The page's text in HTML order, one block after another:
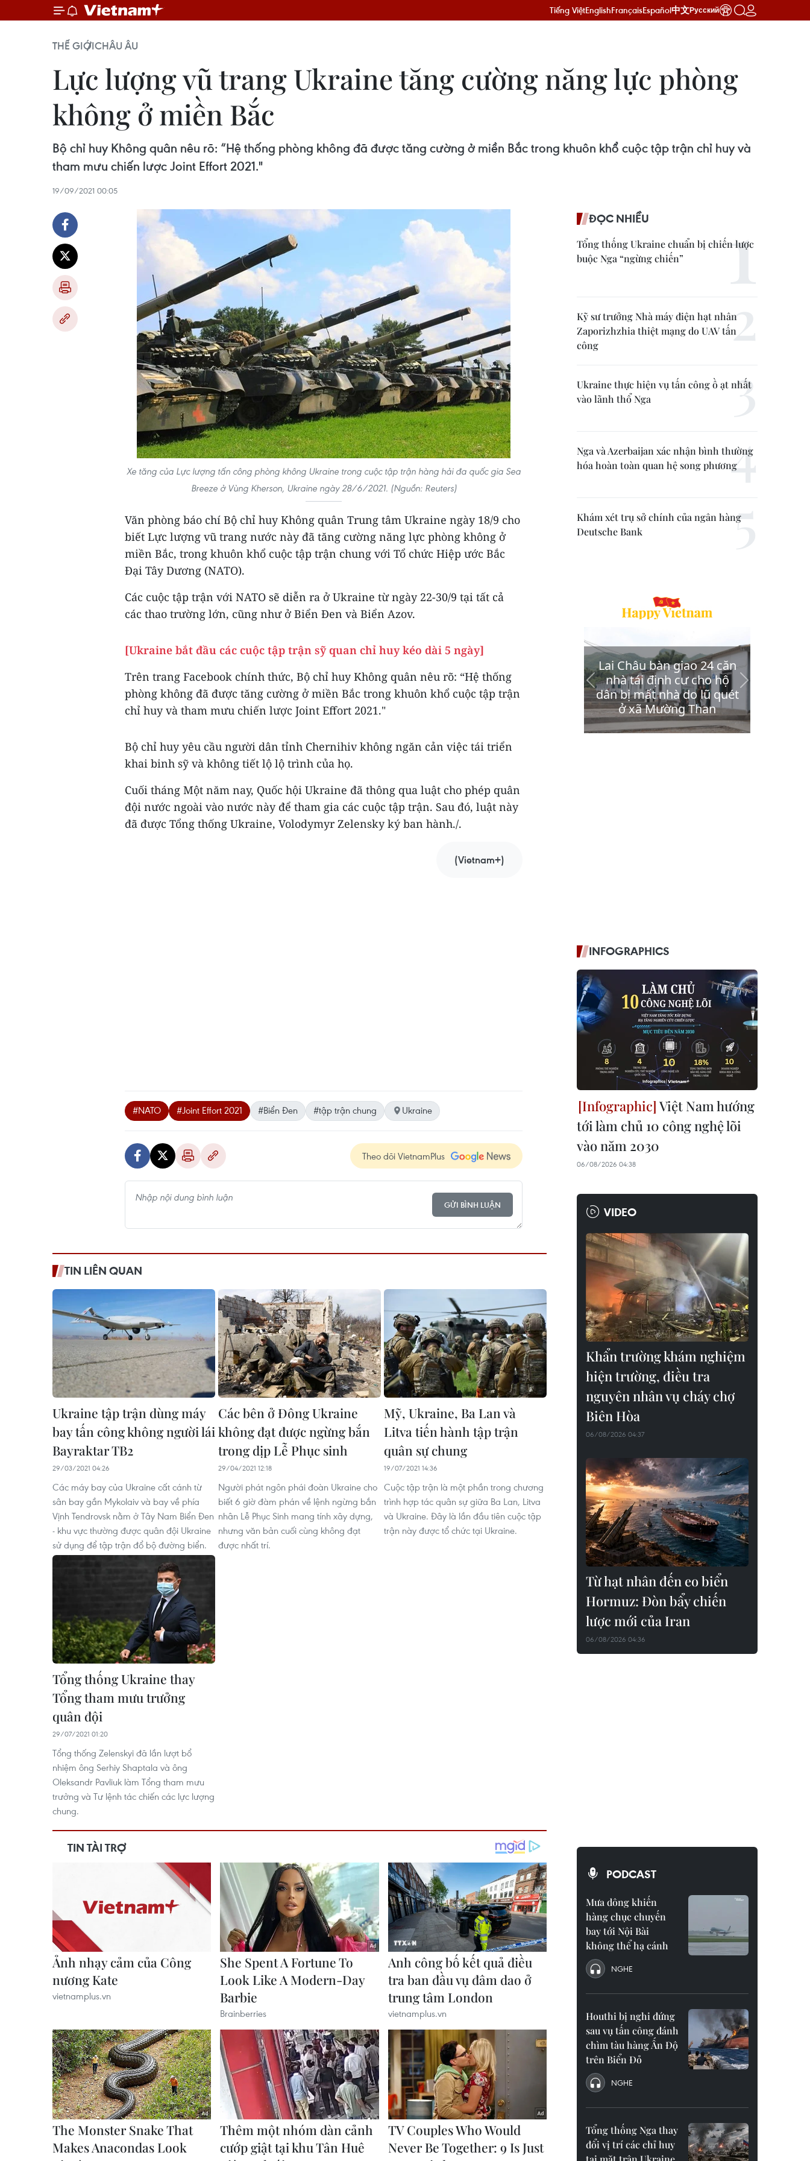
Tiếng ViệtEnglishFrançaisEspañol中文Русский
THẾ GIỚICHÂU ÂU
Lực lượng vũ trang Ukraine tăng cường năng lực phòng
không ở miền Bắc
Bộ chỉ huy Không quân nêu rõ: “Hệ thống phòng không đã được tăng cường ở miền Bắc trong khuôn khổ cuộc tập trận chỉ huy và
tham mưu chiến lược Joint Effort 2021."
19/09/2021 00:05
Xe tăng của Lực lượng tấn công phòng không Ukraine trong cuộc tập trận hàng hải đa quốc gia Sea
Breeze ở Vùng Kherson, Ukraine ngày 28/6/2021. (Nguồn: Reuters)
Văn phòng báo chí Bộ chỉ huy Không quân Trung tâm Ukraine ngày 18/9 cho
biết Lực lượng vũ trang nước này đã tăng cường năng lực phòng không ở
miền Bắc, trong khuôn khổ cuộc tập trận chung với Tổ chức Hiệp ước Bắc
Đại Tây Dương (NATO).
Các cuộc tập trận với NATO sẽ diễn ra ở Ukraine từ ngày 22-30/9 tại tất cả
các thao trường lớn, cũng như ở Biển Đen và Biển Azov.
[Ukraine bắt đầu các cuộc tập trận sỹ quan chỉ huy kéo dài 5 ngày]
Trên trang Facebook chính thức, Bộ chỉ huy Không quân nêu rõ: “Hệ thống
phòng không đã được tăng cường ở miền Bắc trong khuôn khổ cuộc tập trận
chỉ huy và tham mưu chiến lược Joint Effort 2021."
Bộ chỉ huy yêu cầu người dân tỉnh Chernihiv không ngăn cản việc tái triển
khai binh sỹ và không tiết lộ lộ trình của họ.
Cuối tháng Một năm nay, Quốc hội Ukraine đã thông qua luật cho phép quân
đội nước ngoài vào nước này để tham gia các cuộc tập trận. Sau đó, luật này
đã được Tổng thống Ukraine, Volodymyr Zelensky ký ban hành./.
(Vietnam+)
#NATO #Joint Effort 2021 #Biển Đen #tập trận chung Ukraine
Theo dõi VietnamPlus
GỬI BÌNH LUẬN
TIN LIÊN QUAN
Ukraine tập trận dùng máy
bay tấn công không người lái
Bayraktar TB2
29/03/2021 04:26
Các máy bay của Ukraine cất cánh từ
sân bay gần Mykolaiv và bay về phía
Vịnh Tendrovsk nằm ở Tây Nam Biển Đen
- khu vực thường được quân đội Ukraine
sử dụng để tập trận đổ bộ đường biển.
Các bên ở Đông Ukraine
không đạt được ngừng bắn
trong dịp Lễ Phục sinh
29/04/2021 12:18
Người phát ngôn phái đoàn Ukraine cho
biết 6 giờ đàm phán về lệnh ngừng bắn
nhân Lễ Phục Sinh mang tính xây dựng,
nhưng văn bản cuối cùng không đạt
được nhất trí.
Mỹ, Ukraine, Ba Lan và
Litva tiến hành tập trận
quân sự chung
19/07/2021 14:36
Cuộc tập trận là một phần trong chương
trình hợp tác quân sự giữa Ba Lan, Litva
và Ukraine. Đây là lần đầu tiên cuộc tập
trận này được tổ chức tại Ukraine.
Tổng thống Ukraine thay
Tổng tham mưu trưởng
quân đội
29/07/2021 01:20
Tổng thống Zelenskyi đã lần lượt bổ
nhiệm ông Serhiy Shaptala và ông
Oleksandr Pavliuk làm Tổng tham mưu
trưởng và Tư lệnh tác chiến các lực lượng
chung.
ĐỌC NHIỀU
Tổng thống Ukraine chuẩn bị chiến lược
buộc Nga “ngừng chiến”
Kỹ sư trưởng Nhà máy điện hạt nhân
Zaporizhzhia thiệt mạng do UAV tấn
công
Ukraine thực hiện vụ tấn công ồ ạt nhất
vào lãnh thổ Nga
Nga và Azerbaijan xác nhận bình thường
hóa hoàn toàn quan hệ song phương
Khám xét trụ sở chính của ngân hàng
Deutsche Bank
INFOGRAPHICS
Việt Nam hướng
tới làm chủ 10 công nghệ lõi
vào năm 2030
06/08/2026 04:38
VIDEO
Khẩn trường khám nghiệm
hiện trường, điều tra
nguyên nhân vụ cháy chợ
Biên Hòa
06/08/2026 04:37
Từ hạt nhân đến eo biển
Hormuz: Đòn bẩy chiến
lược mới của Iran
06/08/2026 04:36
PODCAST
Mưa dông khiến
hàng chục chuyến
bay tới Nội Bài
không thể hạ cánh
NGHE
Houthi bị nghi đứng
sau vụ tấn công đánh
chìm tàu hàng Ấn Độ
trên Biển Đỏ
NGHE
Tổng thống Nga thay
đổi vị trí các chỉ huy